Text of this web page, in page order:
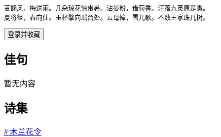
芰翻风，梅送雨。几朵琼花惊带暑。沾晏粉，借荀香。汗落九英原是露。
夏将徂，春向住。玉杯擎向瑶台处。云母幛，雪儿歌。不数王家珠几树。
登录并收藏
佳句
暂无内容
诗集
# 木兰花令